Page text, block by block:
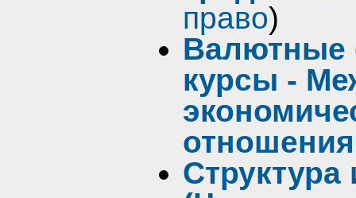
право)
Валютные
курсы -
отношения